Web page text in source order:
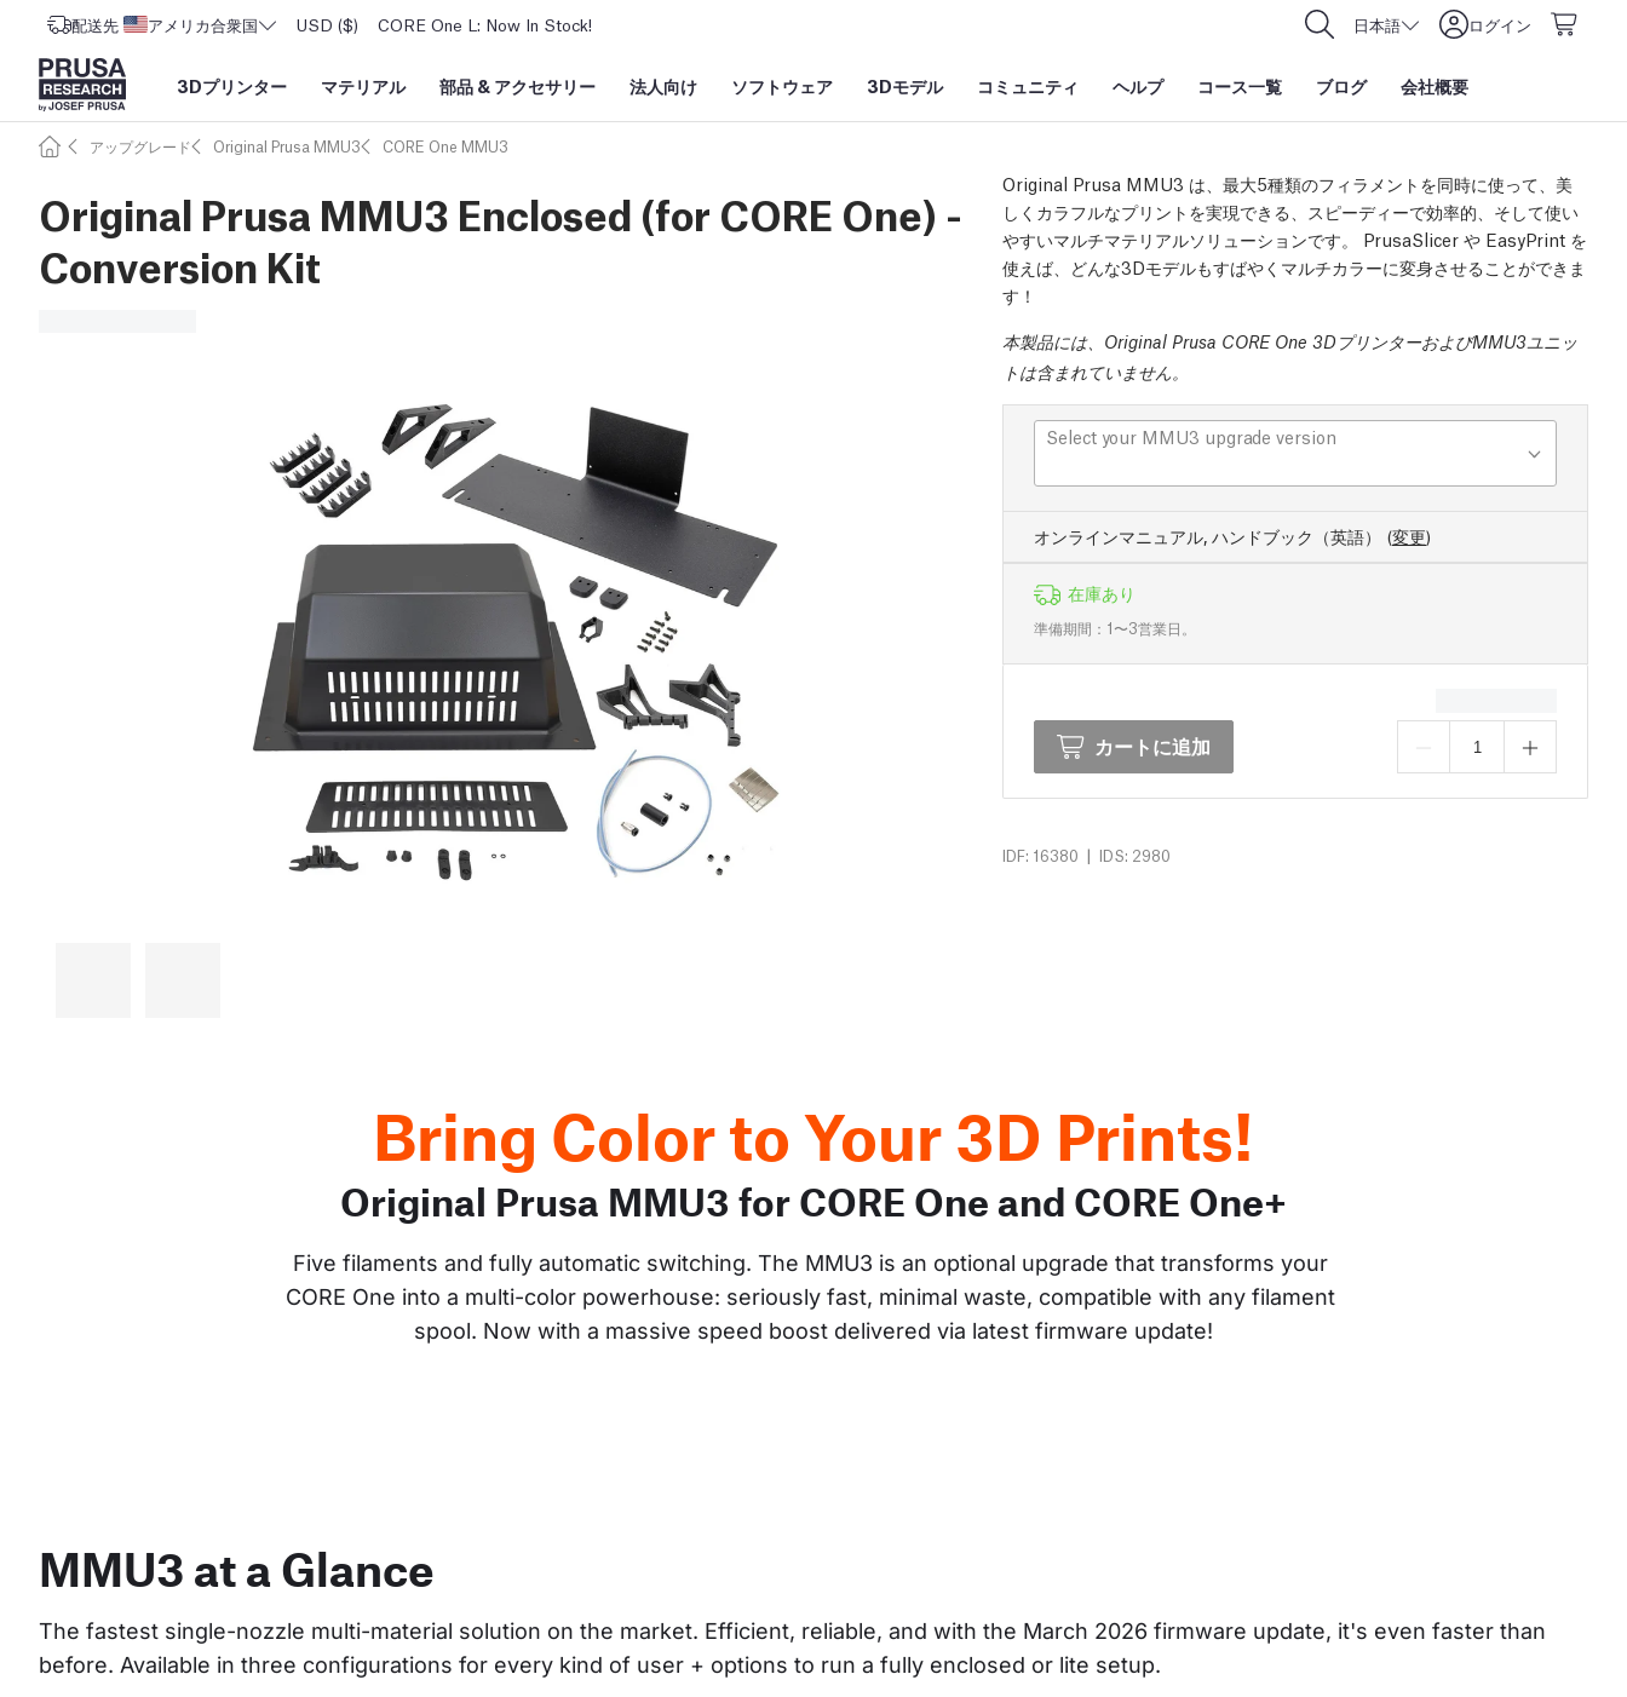
配送先 アメリカ合衆国 USD ($) CORE One L: Now In Stock! 日本語 ログイン
3Dプリンター マテリアル 部品 & アクセサリー 法人向け ソフトウェア 3Dモデル コミュニティ ヘルプ コース一覧 ブログ 会社概要
アップグレード Original Prusa MMU3 CORE One MMU3
Original Prusa MMU3 Enclosed (for CORE One) -
Conversion Kit
Original Prusa MMU3 は、最大5種類のフィラメントを同時に使って、美
しくカラフルなプリントを実現できる、スピーディーで効率的、そして使い
やすいマルチマテリアルソリューションです。 PrusaSlicer や EasyPrint を
使えば、どんな3Dモデルもすばやくマルチカラーに変身させることができま
す！
本製品には、Original Prusa CORE One 3DプリンターおよびMMU3ユニッ
トは含まれていません。
Select your MMU3 upgrade version
オンラインマニュアル, ハンドブック（英語） (変更)
在庫あり
準備期間：1〜3営業日。
カートに追加
IDF: 16380 | IDS: 2980
Bring Color to Your 3D Prints!
Original Prusa MMU3 for CORE One and CORE One+
Five filaments and fully automatic switching. The MMU3 is an optional upgrade that transforms your
CORE One into a multi-color powerhouse: seriously fast, minimal waste, compatible with any filament
spool. Now with a massive speed boost delivered via latest firmware update!
MMU3 at a Glance
The fastest single-nozzle multi-material solution on the market. Efficient, reliable, and with the March 2026 firmware update, it's even faster than
before. Available in three configurations for every kind of user + options to run a fully enclosed or lite setup.